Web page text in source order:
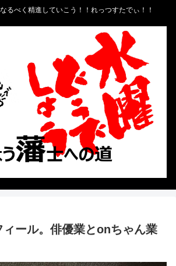
るべく精進していこう！！れっつすたでぃ！！
ィール。俳優業とonちゃん業